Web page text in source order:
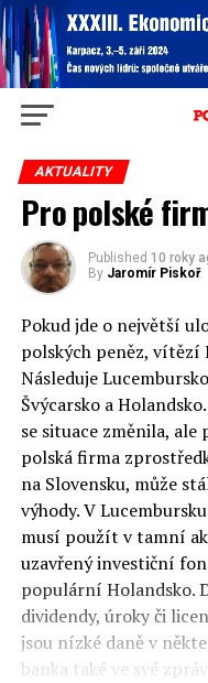
AKTUALITY
Pro polské
Published 10 roky
By Jaromír Piskoř
Pokud jde o největší
polských peněz, vítězí
Následuje
Švýcarsko a
se situace změnila, ale
polská firma
na Slovensku, může
výhody. V
musí použít v tamní
uzavřený investiční
populární Holandsko.
dividendy, úroky či
jsou nízké daně v
banka také ve své